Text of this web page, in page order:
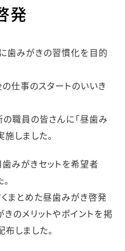
発
歯みがきの習慣化を目的
仕事のスタートのいいき
の職員の皆さんに「昼歯み
しました。
みがきセットを希望者
まとめた昼歯みがき啓発
のメリットやポイントを掲
しました。